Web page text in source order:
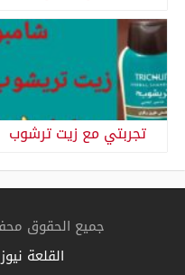
تجربتي مع زيت ترشوب
جميع الحقوق محفوظة 2026 ©
القلعة نيوز